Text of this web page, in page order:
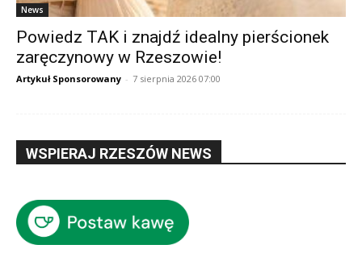
News
Powiedz TAK i znajdź idealny pierścionek
zaręczynowy w Rzeszowie!
Artykuł Sponsorowany - 7 sierpnia 2026 07:00
WSPIERAJ RZESZÓW NEWS